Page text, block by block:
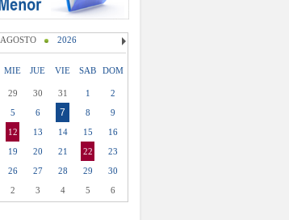
AGOSTO 2026
MIE JUE VIE SAB DOM
29 30 31 1
2
5 6 7 8
9
12 13 14 15
16
19 20 21 22
23
26 27 28 29
30
2 3 4 5 6